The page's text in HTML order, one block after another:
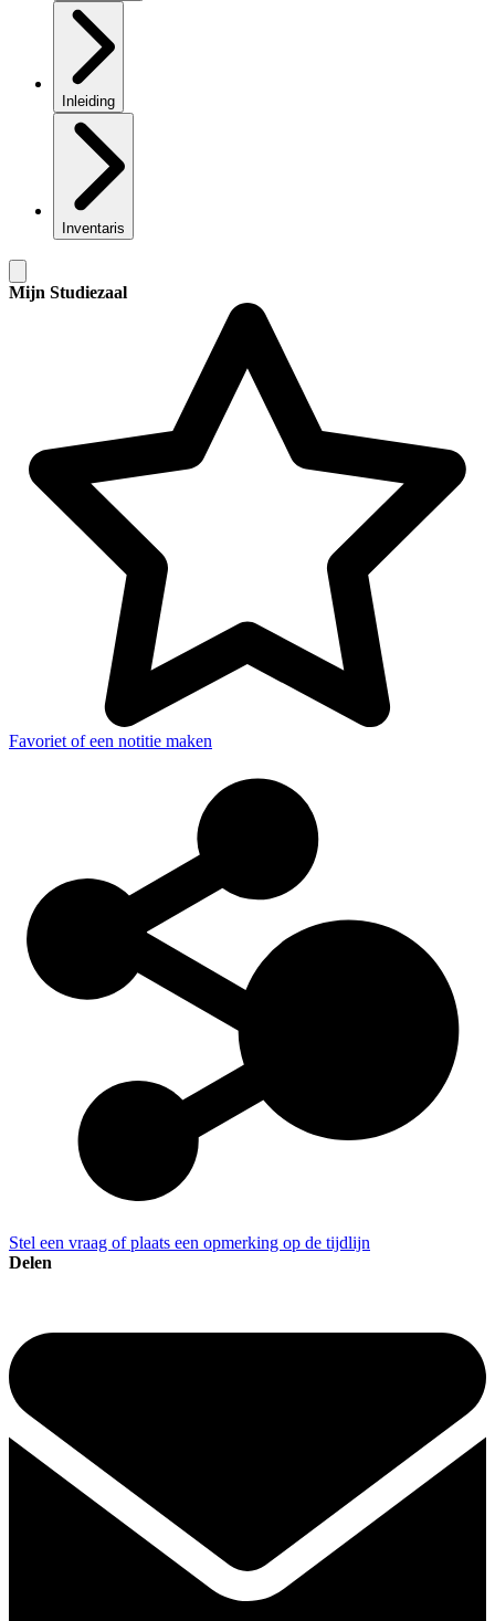
Inleiding
Inventaris
Mijn Studiezaal
Favoriet of een notitie maken
Stel een vraag of plaats een opmerking op de tijdlijn
Delen